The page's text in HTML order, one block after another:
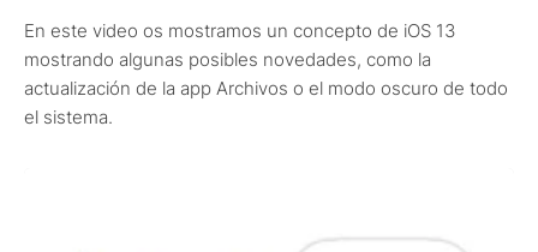
En este video os mostramos un concepto de iOS 13
mostrando algunas posibles novedades, como la
actualización de la app Archivos o el modo oscuro de todo
el sistema.